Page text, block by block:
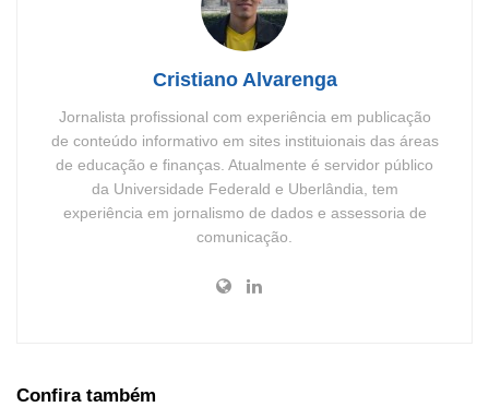
Cristiano Alvarenga
Jornalista profissional com experiência em publicação
de conteúdo informativo em sites instituionais das áreas
de educação e finanças. Atualmente é servidor público
da Universidade Federald e Uberlândia, tem
experiência em jornalismo de dados e assessoria de
comunicação.
Confira também